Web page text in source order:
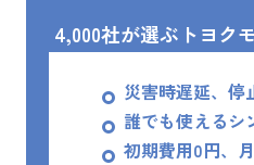
4,000社が選ぶトヨク
災害時遅延、停
誰でも使えるシ
初期費用0円、